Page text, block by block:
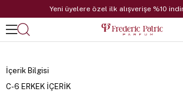
Yeni üyelere özel ilk alışverişe %10
İçerik Bilgisi
C-6 ERKEK İÇERİK